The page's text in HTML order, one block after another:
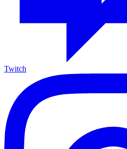
Twitch